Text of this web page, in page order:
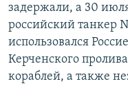
задержали, а 30
российский танкер
использовался
Керченского
кораблей, а также